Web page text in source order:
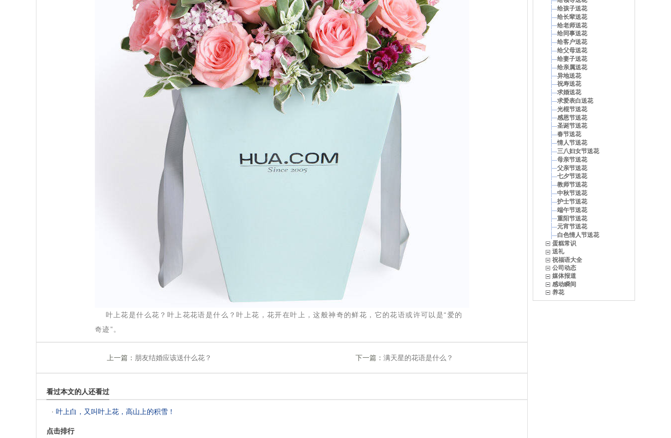
叶上花是什么花？叶上花花语是什么？叶上花，花开在叶上，这般神奇的鲜花，它的花语或许可以是“爱的
奇迹”。
上一篇： 朋友结婚应该送什么花？ 下一篇：满天星的花语是什么？
看过本文的人还看过
· 叶上白，又叫叶上花，高山上的积雪！
点击排行
给孩子送花
给长辈送花
给老师送花
给同事送花
给客户送花
给父母送花
给妻子送花
给亲属送花
异地送花
祝寿送花
求婚送花
求爱表白送花
光棍节送花
感恩节送花
圣诞节送花
春节送花
情人节送花
三八妇女节送花
母亲节送花
父亲节送花
七夕节送花
教师节送花
中秋节送花
护士节送花
端午节送花
重阳节送花
元宵节送花
白色情人节送花
蛋糕常识
送礼
祝福语大全
公司动态
媒体报道
感动瞬间
养花